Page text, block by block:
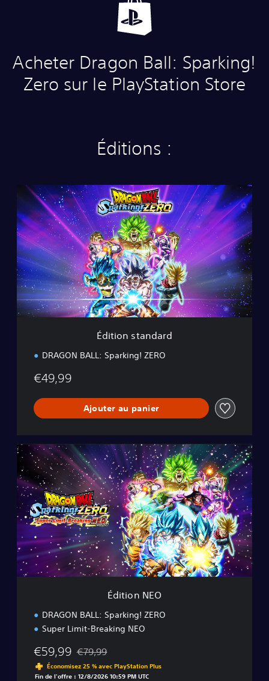
Acheter Dragon Ball: Sparking!
Zero sur le PlayStation Store
Éditions :
i
t
i
o
n
s
a
n
d
Édition standard
DRAGON BALL: Sparking! ZERO
€49,99
Ajouter au panier
É
t
o
n
E
O
Édition NEO
DRAGON BALL: Sparking! ZERO
Super Limit-Breaking NEO
€59,99 Remise par rapport au prix d'origine de €79,99
€79,99
Économisez 25 % avec PlayStation Plus
Fin de l'offre : 12/8/2026 10:59 PM UTC